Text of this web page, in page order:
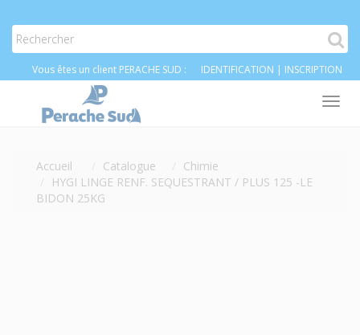
Vous êtes un client PERACHE SUD : IDENTIFICATION | INSCRIPTION
Accueil Catalogue
Chimie
HYGI LINGE RENF. SEQUESTRANT / PLUS 125 -LE
BIDON 25KG